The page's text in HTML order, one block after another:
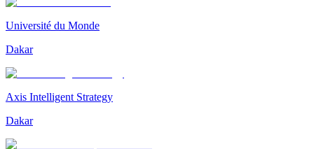
Université du Monde
Dakar
Axis Intelligent Strategy
Dakar